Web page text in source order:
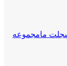
سجلت مامجموعه